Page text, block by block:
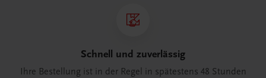
Schnell und zuverlässig
Ihre Bestellung ist in der Regel in spätestens 48 Stunden